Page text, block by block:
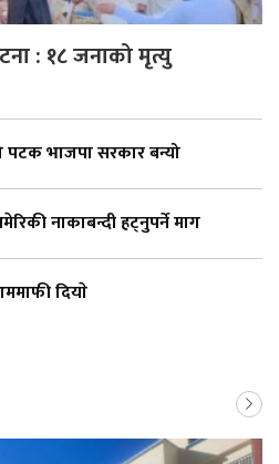
: १८ जनाको मृत्यु
पटक भाजपा सरकार बन्यो
नाकाबन्दी हट्नुपर्ने माग
दियाे